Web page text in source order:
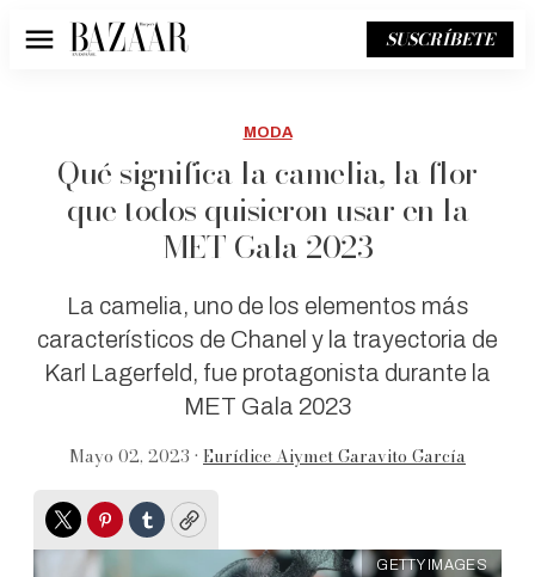
Menú SUSCRÍBETE
MODA
Qué significa la camelia, la flor
que todos quisieron usar en la
MET Gala 2023
La camelia, uno de los elementos más
característicos de Chanel y la trayectoria de
Karl Lagerfeld, fue protagonista durante la
MET Gala 2023
Mayo 02, 2023 • Eurídice Aiymet Garavito García
TwitterPinterest
TumblrCopy
GETTY IMAGES